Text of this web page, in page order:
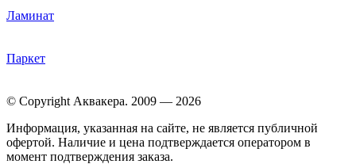
Ламинат
Паркет
© Copyright Аквакера. 2009 — 2026
Информация, указанная на сайте, не является публичной
офертой. Наличие и цена подтверждается оператором в
момент подтверждения заказа.